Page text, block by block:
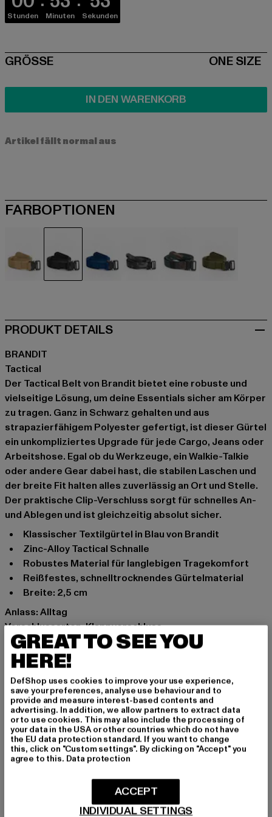
Stunden Minuten Sekunden
SIZE
GRÖSSE ONE SIZE
IN DEN WARENKORB
Artikel fällt normal aus
FARBOPTIONEN
PRODUKT DETAILS
BRANDIT
Tactical
Der Tactical Belt von Brandit bietet eine robuste und
vielseitige Lösung, um deine Essentials sicher am Körper
zu tragen. Ganz in Schwarz gehalten und aus
strapazierfähigem Polyester gefertigt, ist dieser Gürtel
ein unkompliziertes Upgrade für jede Cargo, Jeans oder
Arbeitshose. Egal ob du Werkzeuge, ein Walkie-Talkie
oder andere Gear dabei hast, die stabilen Laschen und
der breite Fit halten alles zuverlässig an Ort und Stelle.
Der praktische Clip-Verschluss sorgt für schnelles An-
und Ablegen und ist gleichzeitig absolut sicher.
Klassischer Textilgürtel in Blau von Brandit
Zinc-Alloy Tactical Schnalle
Robustes Material für langlebigen Tragekomfort
Reißfestes, schnelltrocknendes Gürtelmaterial
Breite: 2,5 cm
Anlass: Alltag
Verschlussarten: Klappverschluss
Marke: Brandit
Kat.: Accessoires
Farbe: schwarz
Hersteller Farbe: black
Materialzusammensetzung: 100% Polyester
Art.Nr: BD7026-00007
Hersteller: Brandit Textil GmbH |info@brandit-wear.com
Spichernstraße 6a | 50672 Köln | DE
GRÖSSE & PASSFORM
GREAT TO SEE YOU
HERE!
DefShop uses cookies to improve your use experience,
save your preferences, analyse use behaviour and to
provide and measure interest-based contents and
advertising. In addition, we allow partners to extract data
or to use cookies. This may also include the processing of
your data in the USA or other countries which do not have
the EU data protection standard. If you want to change
this, click on "Custom settings". By clicking on "Accept" you
agree to this. Data protection
INDIVIDUAL SETTINGS
ACCEPT